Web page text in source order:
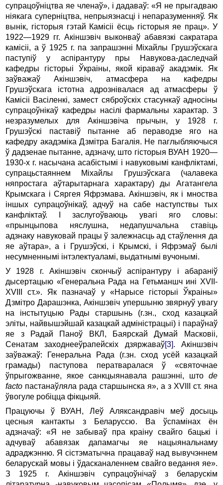
супрацоўніцтва яе членаў», і дадаваў: «Я не прыгадваю
ніякага суперніцтва, непрыязнасці і непаразуменняў. Як
вынік, гісторыя гэтай Камісіі ёсць гісторыя яе прац». У
1922—1929 гг. Акіншэвіч выконваў абавязкі сакратара
камісіі, а ў 1925 г. па запрашэнні Міхайлы Грушэўскага
паступіў у аспірантуру пры Навукова-даследчай
кафедры гісторыі Ўкраіны, якой кіраваў акадэмік. Як
заўважаў Акіншэвіч, атмасфера на кафедры
Грушэўскага істотна адрознівалася ад атмасферы ў
Камісіі Васіленкі, замест сяброўскіх стасункаў адносіны
супрацоўнікаў кафедры насілі фармальны характар. З
незразумелых для Акіншэвіча прычын, у 1928 г.
Грушэўскі паставіў пытанне аб пераводзе яго на
кафедру акадэміка Дзмітра Багалія. Не паглыбляючыся
ў дадзенае пытанне, адзначу, што гісторыя ВУАН 1920—
1930-х г. насычана асабістымі і навуковымі канфліктамі,
супрацьстаяннем Міхайлы Грушэўскага (чалавека
няпростага аўтарытарнага характару) ды Агатангела
Крымскага і Сяргея Яфрэмава. Акіншэвіч, як і мноства
іншых супрацоўнікаў, адчуў на сабе наступствы тых
канфліктаў. І заслугоўваюць увагі яго словы:
«прынцыпова няслушна, недапушчальна ставіць
адзнаку навуковай працы ў залежнасць ад стаўлення да
яе аўтара», а і Грушэўскі, і Крымскі, і Яфрэмаў былі
несумненнымі інтэлектуаламі, выдатнымі вучонымі.
У 1928 г. Акіншэвіч скончыў аспірантуру і абараніў
дысертацыю «Генеральна Рада на Гетьманшч ині XVII-
XVIII ст.». Як пазначаў у «Нарысе гісторыі Ўкраіны»
Дзмітро Дарашэнка, Акіншэвіч упершыню звярнуў увагу
на інстытуцыю Рады старшынь (г.зн., сход казацкай
эліты, найвышэйшай казацкай адміністрацыі) і параўнаў
яе з Радай Паноў ВКЛ, Баярскай Думай Масковіі,
Сенатам заходнееўрапейскіх дзяржаваў[3]. Акіншэвіч
заўважаў: Генеральна Рада (г.зн. сход усёй казацкай
грамады) паступова ператваралася ў «святочнае
ўпрыгожванне, якое санкцыянавала рашэнні, што de
facto пастанаўляла рада старшынска я», а з XVIII ст. яна
ўвогуле робіцца фікцыяй.
Працуючы ў ВУАН, Леў Аляксандравіч меў досыць
цесныя кантакты з Беларуссю. Ва ўспамінах ён
адзначаў: «Я не забываў пра краіну свайго бацькі і
адчуваў абавязак дапамагчы яе нацыянальнаму
адраджэнню. Я сістэматычна працаваў над вывучэннем
беларускай мовы і ўдасканаленнем свайго ведання яе».
З 1925 г. Акіншэвіч супрацоўнічаў з беларускім